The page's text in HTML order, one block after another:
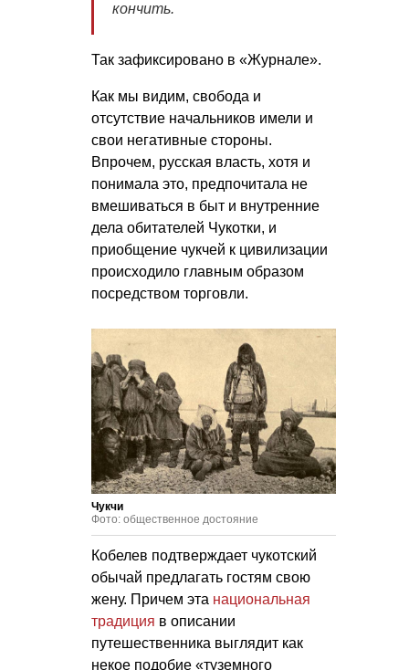
кончить.
Так зафиксировано в «Журнале».
Как мы видим, свобода и
отсутствие начальников имели и
свои негативные стороны.
Впрочем, русская власть, хотя и
понимала это, предпочитала не
вмешиваться в быт и внутренние
дела обитателей Чукотки, и
приобщение чукчей к цивилизации
происходило главным образом
посредством торговли.
Чукчи
Фото: общественное достояние
Кобелев подтверждает чукотский
обычай предлагать гостям свою
жену. Причем эта национальная
традиция в описании
путешественника выглядит как
некое подобие «туземного